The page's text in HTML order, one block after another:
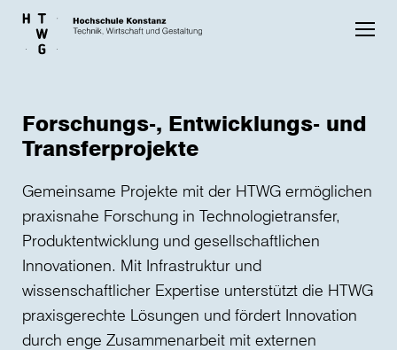
Skip to main content
Forschungs-, Entwicklungs- und
Transferprojekte
Gemeinsame Projekte mit der HTWG ermöglichen
praxisnahe Forschung in Technologietransfer,
Produktentwicklung und gesellschaftlichen
Innovationen. Mit Infrastruktur und
wissenschaftlicher Expertise unterstützt die HTWG
praxisgerechte Lösungen und fördert Innovation
durch enge Zusammenarbeit mit externen